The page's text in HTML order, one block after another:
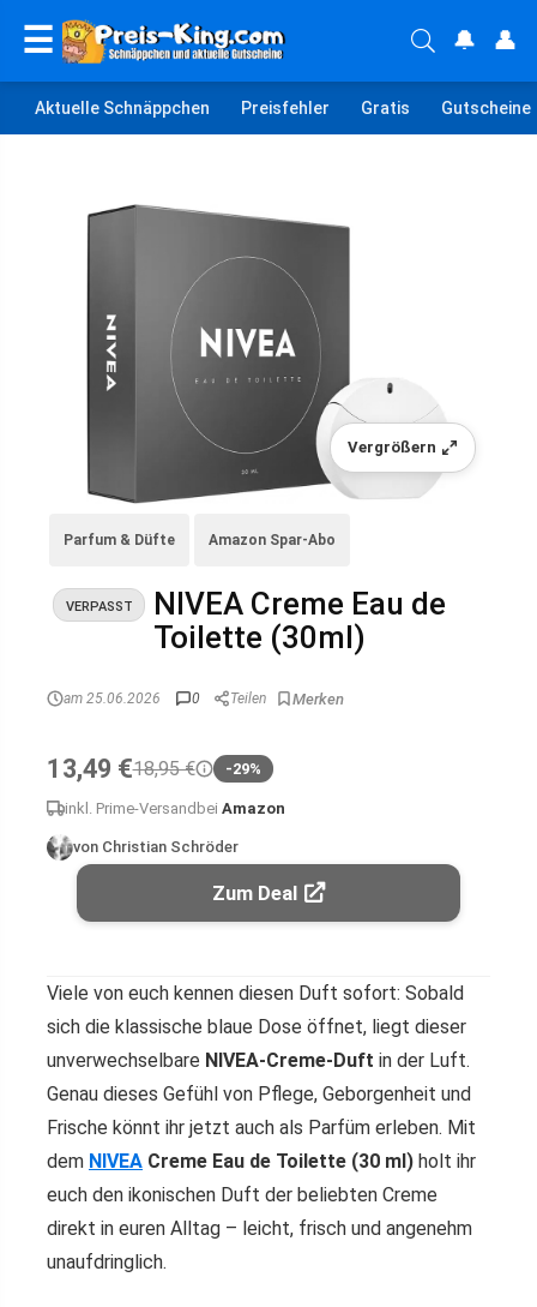
☰ 🔔 👤
Aktuelle Schnäppchen Preisfehler Gratis Gutscheine
Vergrößern
Parfum & Düfte Amazon Spar-Abo
VERPASST
NIVEA Creme Eau de
Toilette (30ml)
am 25.06.2026 0 Teilen
13,49 €18,95 € -29%
inkl. Prime-Versand bei Amazon
von Christian Schröder
Zum Deal
Viele von euch kennen diesen Duft sofort: Sobald
sich die klassische blaue Dose öffnet, liegt dieser
unverwechselbare NIVEA-Creme-Duft in der Luft.
Genau dieses Gefühl von Pflege, Geborgenheit und
Frische könnt ihr jetzt auch als Parfüm erleben. Mit
dem NIVEA Creme Eau de Toilette (30 ml) holt ihr
euch den ikonischen Duft der beliebten Creme
direkt in euren Alltag – leicht, frisch und angenehm
unaufdringlich.